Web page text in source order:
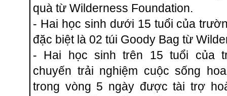
quà từ Wilderness Foundation.
- Hai học sinh dưới 15 tuổi của
đặc biệt là 02 túi Goody Bag từ
- Hai học sinh trên 15 tuổi của
chuyến trải nghiệm cuộc sống
trong vòng 5 ngày được tài trợ